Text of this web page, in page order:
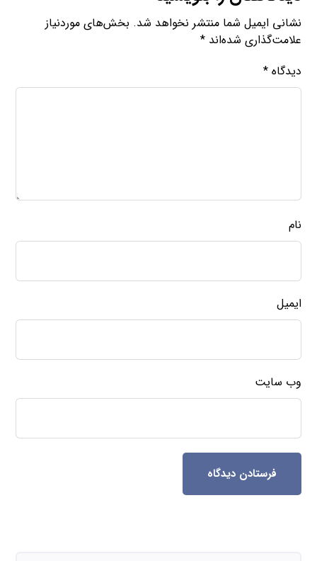
نشانی ایمیل شما منتشر نخواهد شد. بخش‌های موردنیاز
علامت‌گذاری شده‌اند*
دیدگاه*
نام
ایمیل
وب‌ سایت
فرستادن دیدگاه